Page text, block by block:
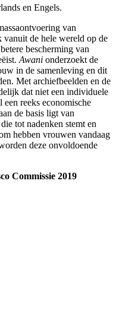
en Engels.
van
vanuit de hele wereld op de
bescherming van
Awani onderzoekt de
in de samenleving en dit
Met archiefbeelden en de
dat niet een individuele
reeks economische
de basis ligt van
tot nadenken stemt en
hebben vrouwen vandaag
deze onvoldoende
Commissie 2019